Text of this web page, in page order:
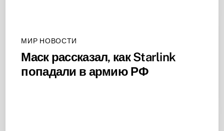
МИР НОВОСТИ
Маск рассказал, как Starlink
попадали в армию РФ